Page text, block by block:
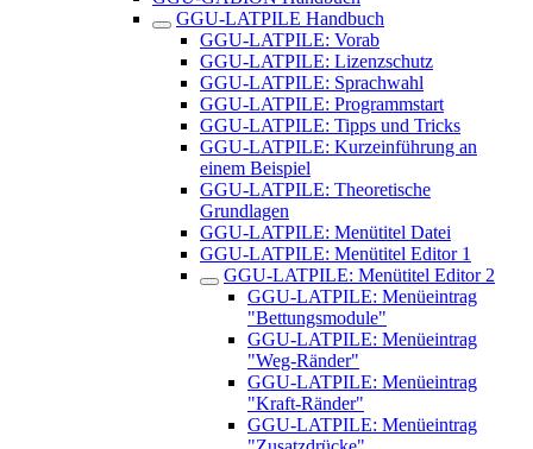
GGU-LATPILE Handbuch
GGU-LATPILE: Vorab
GGU-LATPILE: Lizenzschutz
GGU-LATPILE: Sprachwahl
GGU-LATPILE: Programmstart
GGU-LATPILE: Tipps und Tricks
GGU-LATPILE: Kurzeinführung an
einem Beispiel
GGU-LATPILE: Theoretische
Grundlagen
GGU-LATPILE: Menütitel Datei
GGU-LATPILE: Menütitel Editor 1
GGU-LATPILE: Menütitel Editor 2
GGU-LATPILE: Menüeintrag
"Bettungsmodule"
GGU-LATPILE: Menüeintrag
"Weg-Ränder"
GGU-LATPILE: Menüeintrag
"Kraft-Ränder"
GGU-LATPILE: Menüeintrag